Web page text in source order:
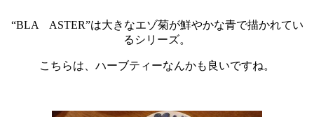
“BLA ASTER”は大きなエゾ菊が鮮やかな青で描かれてい
るシリーズ。
こちらは、ハーブティーなんかも良いですね。